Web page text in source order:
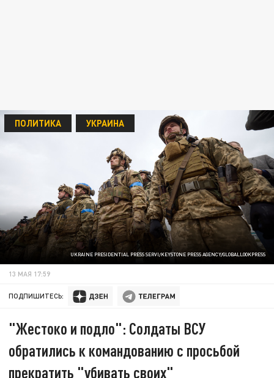
UKRAINE PRESIDENTIAL PRESS SERVI/KEYSTONE PRESS AGENCY/GLOBALLOOKPRESS
ПОЛИТИКА УКРАИНА
13 МАЯ 17:59
ПОДПИШИТЕСЬ:
"Жестоко и подло": Солдаты ВСУ
обратились к командованию с просьбой
прекратить "убивать своих"